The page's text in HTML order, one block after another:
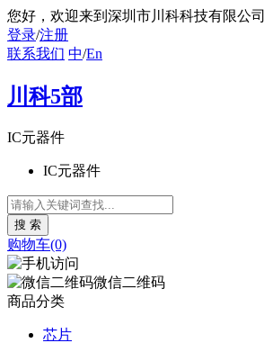
您好 ，欢迎来到深圳市川科科技有限公司
登录/注册
联系我们 中/En
川科5部
IC元器件
IC元器件
购物车(0)
微信二维码
商品分类
芯片